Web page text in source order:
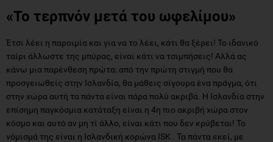
«Το τερπνόν μετά του ωφελίμου»
Έτσι λέει η παροιμία και για να το λέει, κάτι θα ξέρει! Το ιδανικό
ταίρι άλλωστε της μπύρας, είναι κάτι να τσιμπήσεις! Αλλά ας
κάνω μια παρένθεση πρώτα: από την πρώτη στιγμή που θα
προσγειωθείς στην Ισλανδία, θα μάθεις σίγουρα ένα πράγμα, ότι
στην χώρα αυτή τα πάντα είναι πάρα πολύ ακριβά. Η Ισλανδία στην
επίσημη παγκόσμια κατάταξη είναι η 4η πιο ακριβή χώρα στον
κόσμο και αυτό αν μη τί άλλο, είναι κάτι που δεν κρύβεται! Το
νόμισμά της είναι η Ισλανδική κορώνα ISK . Τα πάντα εκεί, με